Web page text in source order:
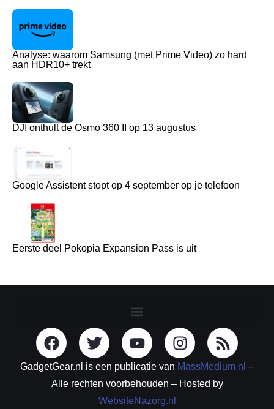
Analyse: waarom Samsung (met Prime Video) zo hard
aan HDR10+ trekt
DJI onthult de Osmo 360 II op 13 augustus
Google Assistent stopt op 4 september op je telefoon
Eerste deel Pokopia Expansion Pass is uit
GadgetGear.nl is een publicatie van MassMedium.nl –
Alle rechten voorbehouden – Hosted by
WebsiteNazorg.nl